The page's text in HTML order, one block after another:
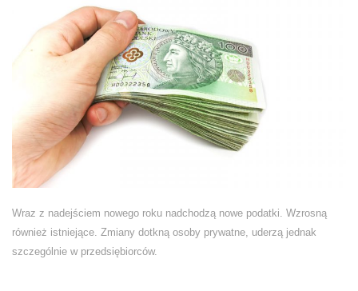
Wraz z nadejściem nowego roku nadchodzą nowe podatki. Wzrosną
również istniejące. Zmiany dotkną osoby prywatne, uderzą jednak
szczególnie w przedsiębiorców.